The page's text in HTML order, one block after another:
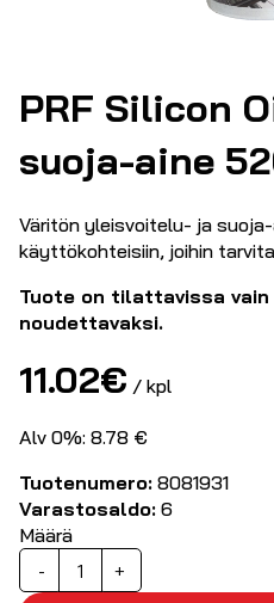
PRF Silicon
suoja-aine
Väritön yleisvoitelu- ja
käyttökohteisiin, joihin
Tuote on tilattavissa
noudettavaksi.
11.02€ / kpl
Alv 0%: 8.78 €
Tuotenumero: 8081931
Varastosaldo: 6
Määrä
-
PRF
Silicon
+